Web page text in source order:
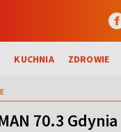
KUCHNIA ZDROWIE
70.3